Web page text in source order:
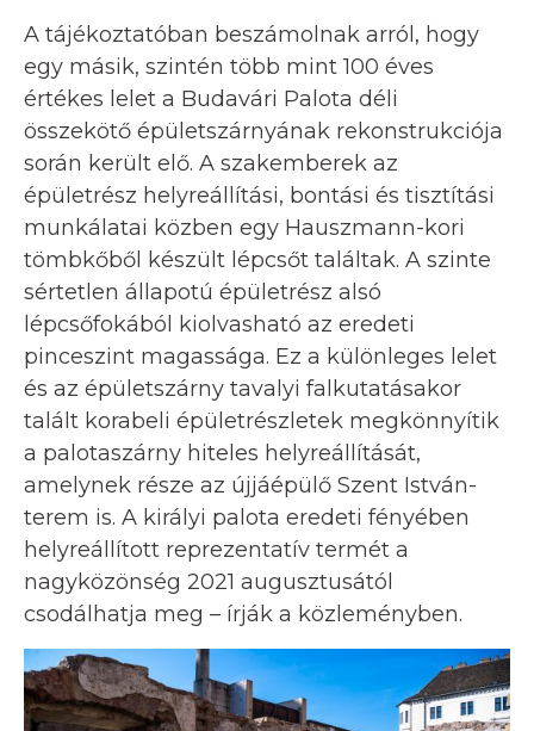
A tájékoztatóban beszámolnak arról, hogy
egy másik, szintén több mint 100 éves
értékes lelet a Budavári Palota déli
összekötő épületszárnyának rekonstrukciója
során került elő. A szakemberek az
épületrész helyreállítási, bontási és tisztítási
munkálatai közben egy Hauszmann-kori
tömbkőből készült lépcsőt találtak. A szinte
sértetlen állapotú épületrész alsó
lépcsőfokából kiolvasható az eredeti
pinceszint magassága. Ez a különleges lelet
és az épületszárny tavalyi falkutatásakor
talált korabeli épületrészletek megkönnyítik
a palotaszárny hiteles helyreállítását,
amelynek része az újjáépülő Szent István-
terem is. A királyi palota eredeti fényében
helyreállított reprezentatív termét a
nagyközönség 2021 augusztusától
csodálhatja meg – írják a közleményben.